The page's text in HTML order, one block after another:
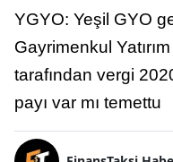
YGYO: Yeşil GYO
Gayrimenkul
tarafından vergi
payı var mı temettu